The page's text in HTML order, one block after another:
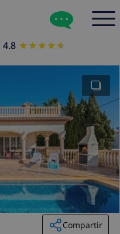
4.8 ★★★★★
★★★★★
Compartir